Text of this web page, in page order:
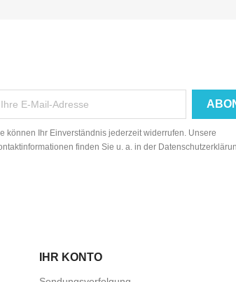
können Ihr Einverständnis jederzeit widerrufen. Unsere
finden Sie u. a. in der
IHR KONTO